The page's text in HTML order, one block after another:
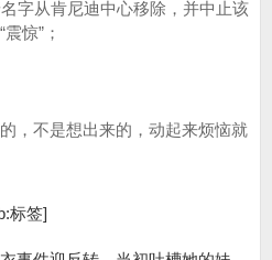
字从肯尼迪中心移除，并中止该
惊”；
，不是想出来的，动起来烦恼就
标签]